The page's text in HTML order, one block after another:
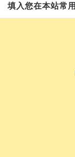
填入您在本站常